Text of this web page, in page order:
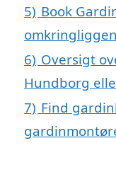
5) Book
6) Oversigt
Hundborg
7) Find